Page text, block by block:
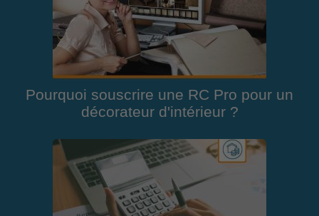
Pourquoi souscrire une RC Pro pour un
décorateur d'intérieur ?